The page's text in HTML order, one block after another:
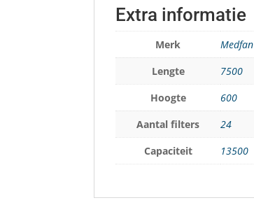
Extra informatie
Merk
Medfan
Lengte
7500
Hoogte
600
Aantal filters
24
Capaciteit
13500